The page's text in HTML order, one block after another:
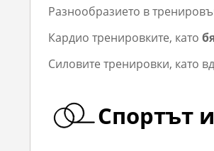
Разнообразието в
Кардио тренировките, като
Силовите тренировки, като
Спортът